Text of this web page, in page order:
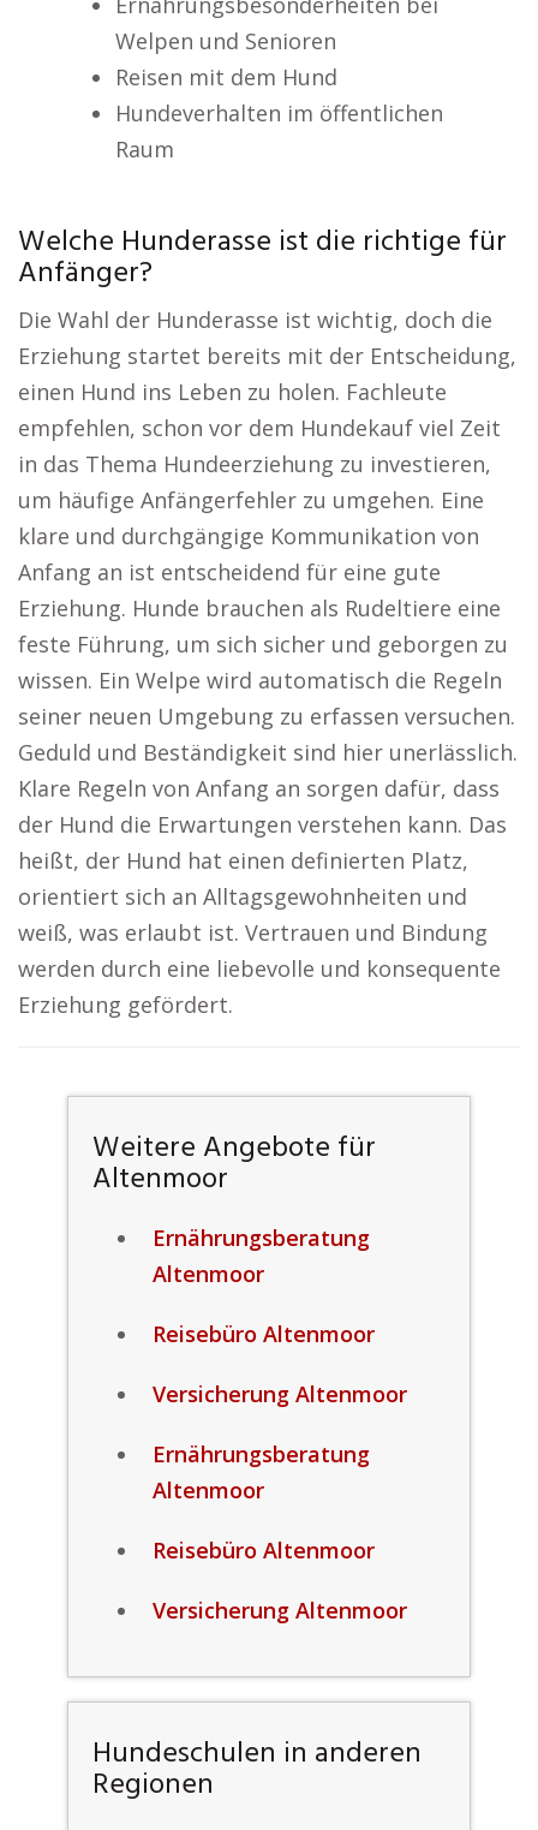
Welpen und Senioren
Reisen mit dem Hund
Hundeverhalten im öffentlichen
Raum
Welche Hunderasse ist die richtige für
Anfänger?
Die Wahl der Hunderasse ist wichtig, doch die
Erziehung startet bereits mit der Entscheidung,
einen Hund ins Leben zu holen. Fachleute
empfehlen, schon vor dem Hundekauf viel Zeit
in das Thema Hundeerziehung zu investieren,
um häufige Anfängerfehler zu umgehen. Eine
klare und durchgängige Kommunikation von
Anfang an ist entscheidend für eine gute
Erziehung. Hunde brauchen als Rudeltiere eine
feste Führung, um sich sicher und geborgen zu
wissen. Ein Welpe wird automatisch die Regeln
seiner neuen Umgebung zu erfassen versuchen.
Geduld und Beständigkeit sind hier unerlässlich.
Klare Regeln von Anfang an sorgen dafür, dass
der Hund die Erwartungen verstehen kann. Das
heißt, der Hund hat einen definierten Platz,
orientiert sich an Alltagsgewohnheiten und
weiß, was erlaubt ist. Vertrauen und Bindung
werden durch eine liebevolle und konsequente
Erziehung gefördert.
Weitere Angebote für
Altenmoor
Ernährungsberatung
Altenmoor
Reisebüro Altenmoor
Versicherung Altenmoor
Ernährungsberatung
Altenmoor
Reisebüro Altenmoor
Versicherung Altenmoor
Hundeschulen in anderen
Regionen